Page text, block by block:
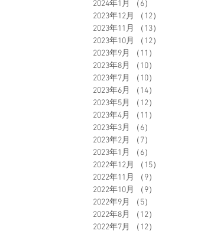
2024年1月
（6）
2023年12月
（12）
2023年11月
（13）
2023年10月
（12）
2023年9月
（11）
2023年8月
（10）
2023年7月
（10）
2023年6月
（14）
2023年5月
（12）
2023年4月
（11）
2023年3月
（6）
2023年2月
（7）
2023年1月
（6）
2022年12月
（15）
2022年11月
（9）
2022年10月
（9）
2022年9月
（5）
2022年8月
（12）
2022年7月
（12）